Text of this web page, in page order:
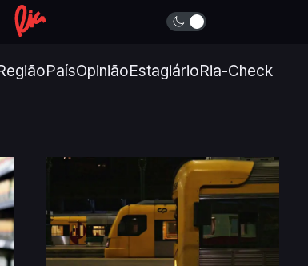
PaísOpiniãoEstagiárioRia-Check